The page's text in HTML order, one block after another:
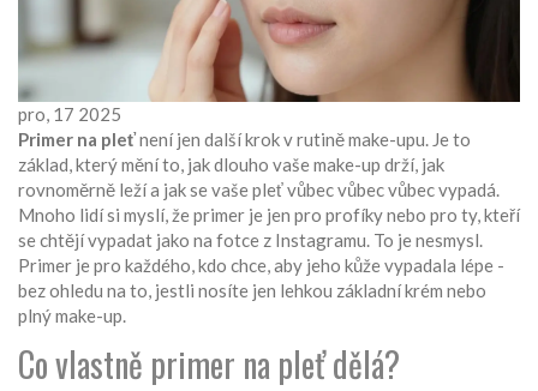
pro, 17 2025
Primer na pleťnení jen další krok v rutině make-upu. Je to
základ, který mění to, jak dlouho vaše make-up drží, jak
rovnoměrně leží a jak se vaše pleť vůbec vůbec vůbec vypadá.
Mnoho lidí si myslí, že primer je jen pro profíky nebo pro ty, kteří
se chtějí vypadat jako na fotce z Instagramu. To je nesmysl.
Primer je pro každého, kdo chce, aby jeho kůže vypadala lépe -
bez ohledu na to, jestli nosíte jen lehkou základní krém nebo
plný make-up.
Co vlastně primer na pleť dělá?